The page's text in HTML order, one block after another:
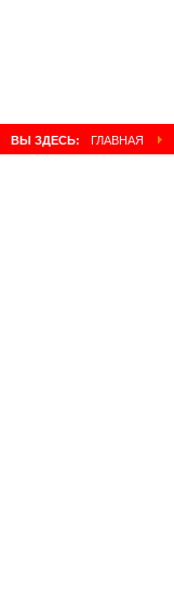
ВЫ ЗДЕСЬ: ГЛАВНАЯ